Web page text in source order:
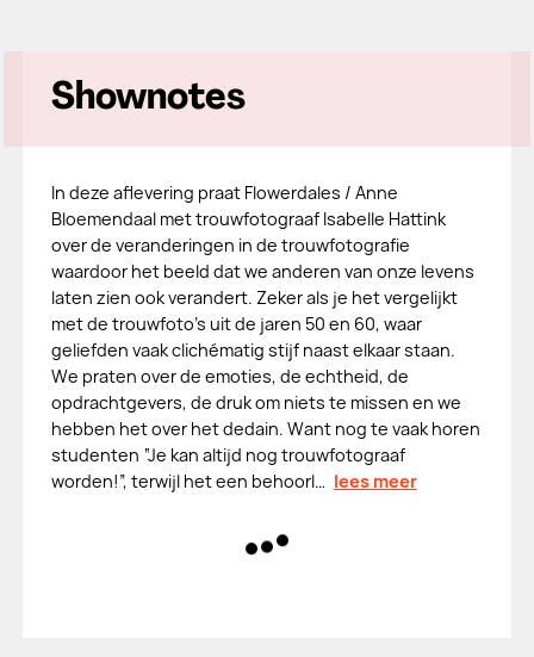
Shownotes
In deze aflevering praat Flowerdales / Anne
Bloemendaal met trouwfotograaf Isabelle Hattink
over de veranderingen in de trouwfotografie
waardoor het beeld dat we anderen van onze levens
laten zien ook verandert. Zeker als je het vergelijkt
met de trouwfoto’s uit de jaren 50 en 60, waar
geliefden vaak clichématig stijf naast elkaar staan.
We praten over de emoties, de echtheid, de
opdrachtgevers, de druk om niets te missen en we
hebben het over het dedain. Want nog te vaak horen
studenten “Je kan altijd nog trouwfotograaf
worden!”, terwijl het een behoorl… lees meer